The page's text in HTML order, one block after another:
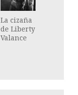
La cizaña
de Liberty
Valance